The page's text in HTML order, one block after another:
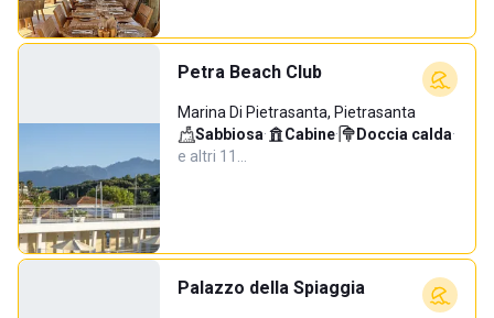
Petra Beach Club
Marina Di Pietrasanta, Pietrasanta
Sabbiosa· Cabine· Doccia calda·
e altri 11…
Palazzo della Spiaggia